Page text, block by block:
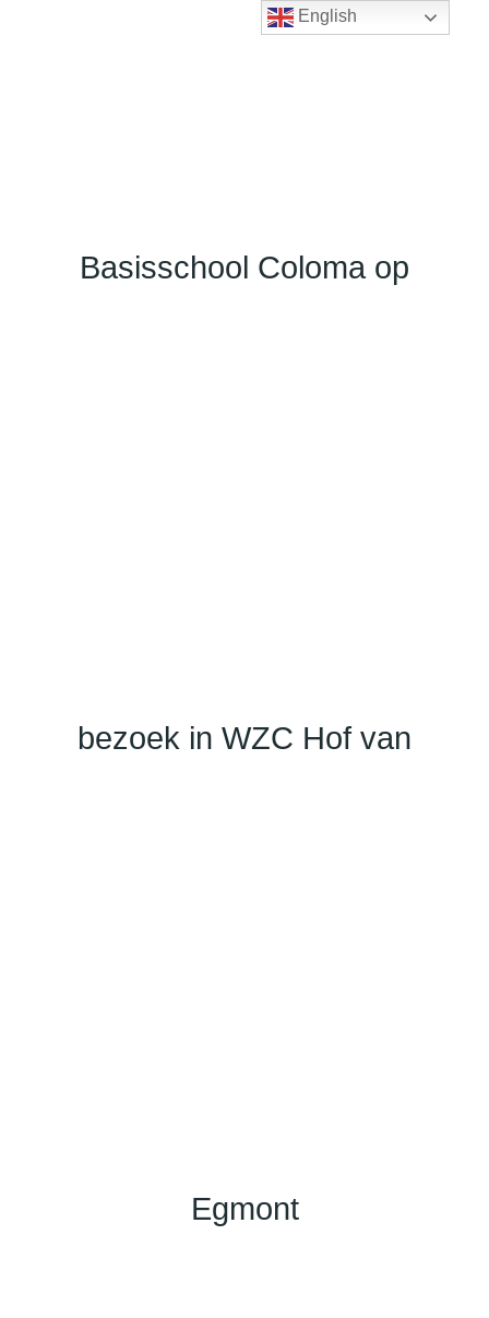
Basisschool Coloma op
bezoek in WZC Hof van
Egmont
English